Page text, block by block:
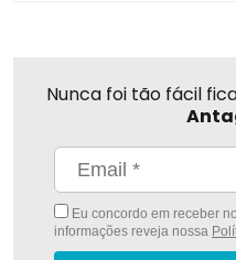
Nunca foi tão fácil
Eu concordo em receber
informações reveja nossa